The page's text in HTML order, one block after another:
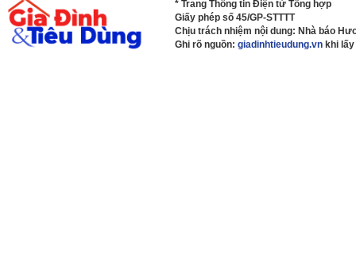
* Trang Thông tin Điện tử Tổng hợp
Giấy phép số 45/GP-STTTT
Chịu trách nhiệm nội dung: Nhà báo
Ghi rõ nguồn: giadinhtieudung.vn khi